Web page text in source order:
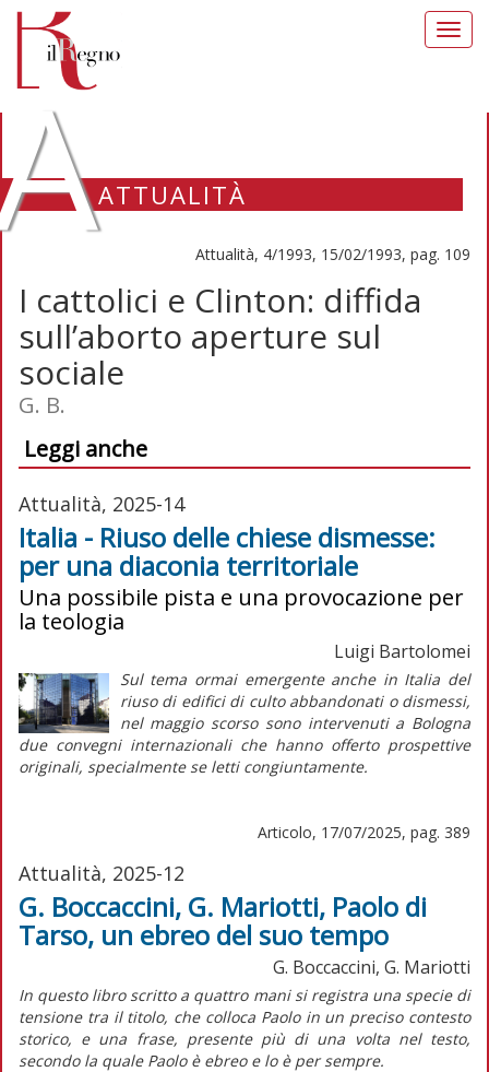
ATTUALITÀ
Attualità, 4/1993, 15/02/1993, pag. 109
I cattolici e Clinton: diffida
sull’aborto aperture sul
sociale
G. B.
Leggi anche
Attualità, 2025-14
Italia - Riuso delle chiese dismesse:
per una diaconia territoriale
Una possibile pista e una provocazione per
la teologia
Luigi Bartolomei
Sul tema ormai emergente anche in Italia del
riuso di edifici di culto abbandonati o dismessi,
nel maggio scorso sono intervenuti a Bologna
due convegni internazionali che hanno offerto prospettive
originali, specialmente se letti congiuntamente.
Articolo, 17/07/2025, pag. 389
Attualità, 2025-12
G. Boccaccini, G. Mariotti, Paolo di
Tarso, un ebreo del suo tempo
G. Boccaccini, G. Mariotti
In questo libro scritto a quattro mani si registra una specie di
tensione tra il titolo, che colloca Paolo in un preciso contesto
storico, e una frase, presente più di una volta nel testo,
secondo la quale Paolo è ebreo e lo è per sempre.